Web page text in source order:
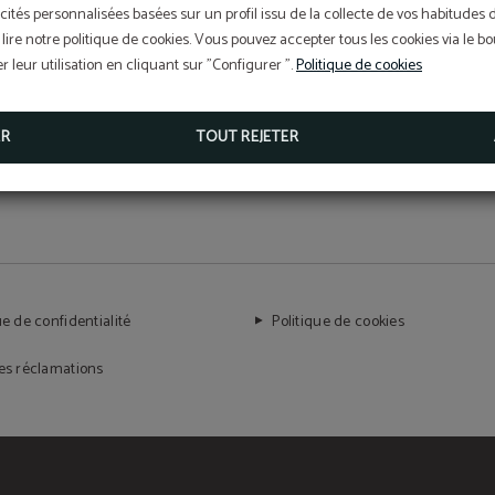
personnalisées basées sur un profil issu de la collecte de vos habitudes
notre politique de cookies. Vous pouvez accepter tous les cookies via le
leur utilisation en cliquant sur "Configurer ".Politique de cookies
TOUT REJETER
Nous sommes un exemple dont le
luxe et la durabilité peuvent coexister.
de confidentialité Politique de cookies
réclamations